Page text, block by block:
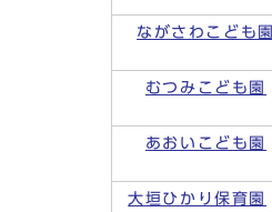
ながさわこども園
むつみこども園
あおいこども園
大垣ひかり保育園